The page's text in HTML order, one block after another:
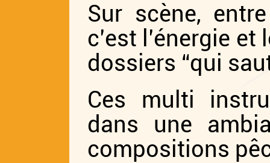
Sur scène,
c’est l’énergie
dossiers “qui
Ces multi
dans une
compositions